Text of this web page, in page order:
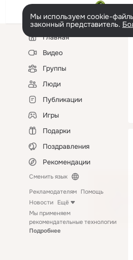
Мы используем cookie-
законный представитель.
Левая
колонкаГлавная
Видео
Группы
Люди
Публикации
Игры
Подарки
Поздравления
Рекомендации
Сменить язык
Рекламодателям Помощь
Новости Ещё
Мы применяем
рекомендательные технологии
Подробнее